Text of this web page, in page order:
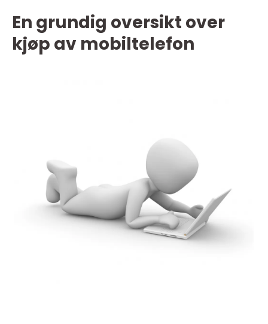
En grundig oversikt over
kjøp av mobiltelefon